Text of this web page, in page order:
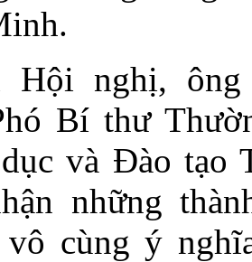
Hội nghị, ông
Bí thư
và Đào tạo
những
cùng ý